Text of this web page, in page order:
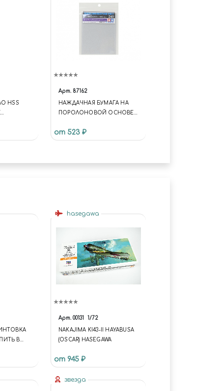
HSS
Арт. 87162
НАЖДАЧНАЯ БУМАГА НА
ПОРОЛОНОВОЙ ОСНОВЕ
от 523 ₽
В
И
НАБОРЫ
ФИГУР
hasegawa
Арт. 00131 1/72
NAKAJIMA KI43-II HAYABUSA
(OSCAR) HASEGAWA
от 945 ₽
звезда